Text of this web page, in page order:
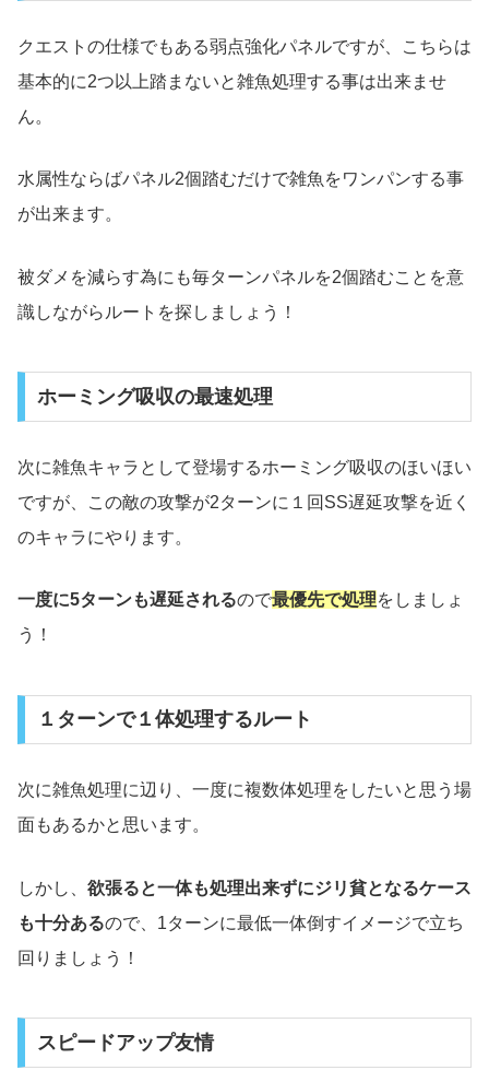
クエストの仕様でもある弱点強化パネルですが、こちらは
基本的に2つ以上踏まないと雑魚処理する事は出来ませ
ん。
水属性ならばパネル2個踏むだけで雑魚をワンパンする事
が出来ます。
被ダメを減らす為にも毎ターンパネルを2個踏むことを意
識しながらルートを探しましょう！
ホーミング吸収の最速処理
次に雑魚キャラとして登場するホーミング吸収のほいほい
ですが、この敵の攻撃が2ターンに１回SS遅延攻撃を近く
のキャラにやります。
一度に5ターンも遅延されるので最優先で処理をしましょ
う！
１ターンで１体処理するルート
次に雑魚処理に辺り、一度に複数体処理をしたいと思う場
面もあるかと思います。
しかし、 欲張ると一体も処理出来ずにジリ貧となるケース
も十分あるので、1ターンに最低一体倒すイメージで立ち
回りましょう！
スピードアップ友情